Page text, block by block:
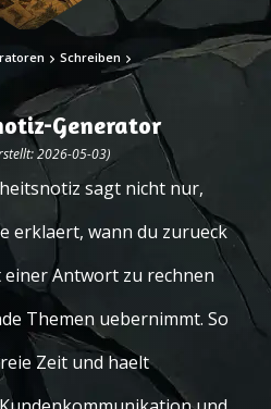
Schreiben
Generator
2026-05-03)
sagt nicht nur,
erklaert, wann du zurueck
einer Antwort zu rechnen
Themen uebernimmt. So
Zeit und haelt